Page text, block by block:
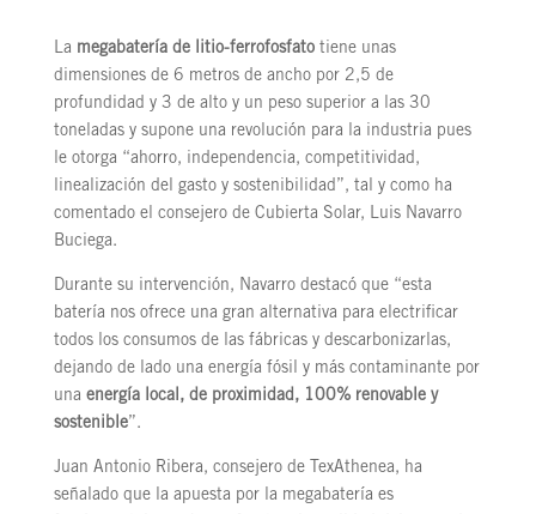
La megabatería de litio-ferrofosfatotiene unas
dimensiones de 6 metros de ancho por 2,5 de
profundidad y 3 de alto y un peso superior a las 30
toneladas y supone una revolución para la industria pues
le otorga “ahorro, independencia, competitividad,
linealización del gasto y sostenibilidad”, tal y como ha
comentado el consejero de Cubierta Solar, Luis Navarro
Buciega.
Durante su intervención, Navarro destacó que “esta
batería nos ofrece una gran alternativa para electrificar
todos los consumos de las fábricas y descarbonizarlas,
dejando de lado una energía fósil y más contaminante por
una energía local, de proximidad, 100% renovable y
sostenible”.
Juan Antonio Ribera, consejero de TexAthenea, ha
señalado que la apuesta por la megabatería es